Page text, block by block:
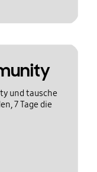
und tausche
7 Tage die